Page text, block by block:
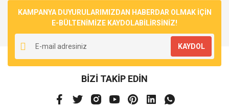
KAMPANYA DUYURULARIMIZDAN HABERDAR OLMAK İÇİN
E-BÜLTENİMİZE KAYDOLABİLİRSİNİZ!
KAYDOL
BİZİ TAKİP EDİN